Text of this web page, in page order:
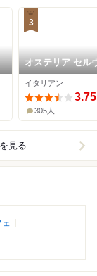
3
オステリア セル
ジーナ
イタリアン
3.75
305人
見る
ェ